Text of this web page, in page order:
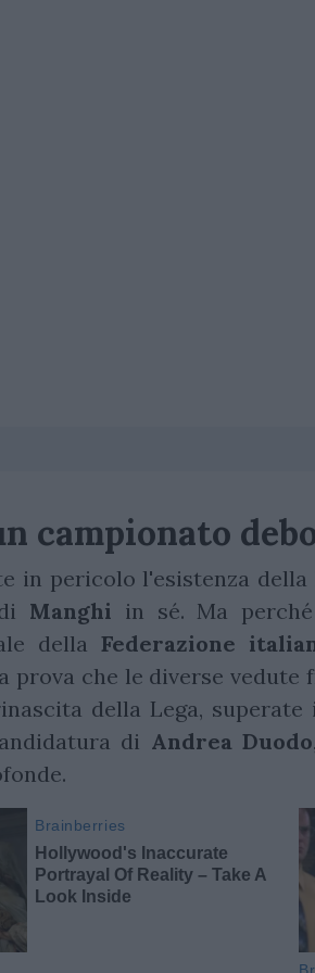
campionato
in pericolo l'esistenza della
Manghi in sé. Ma
della Federazione
prova che le diverse vedute
della Lega,
di Andrea Duodo